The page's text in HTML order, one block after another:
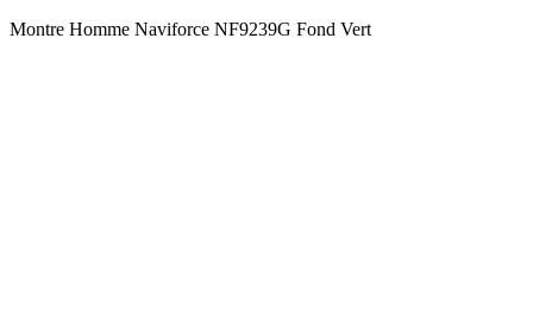
Montre Homme Naviforce NF9239G Fond Vert